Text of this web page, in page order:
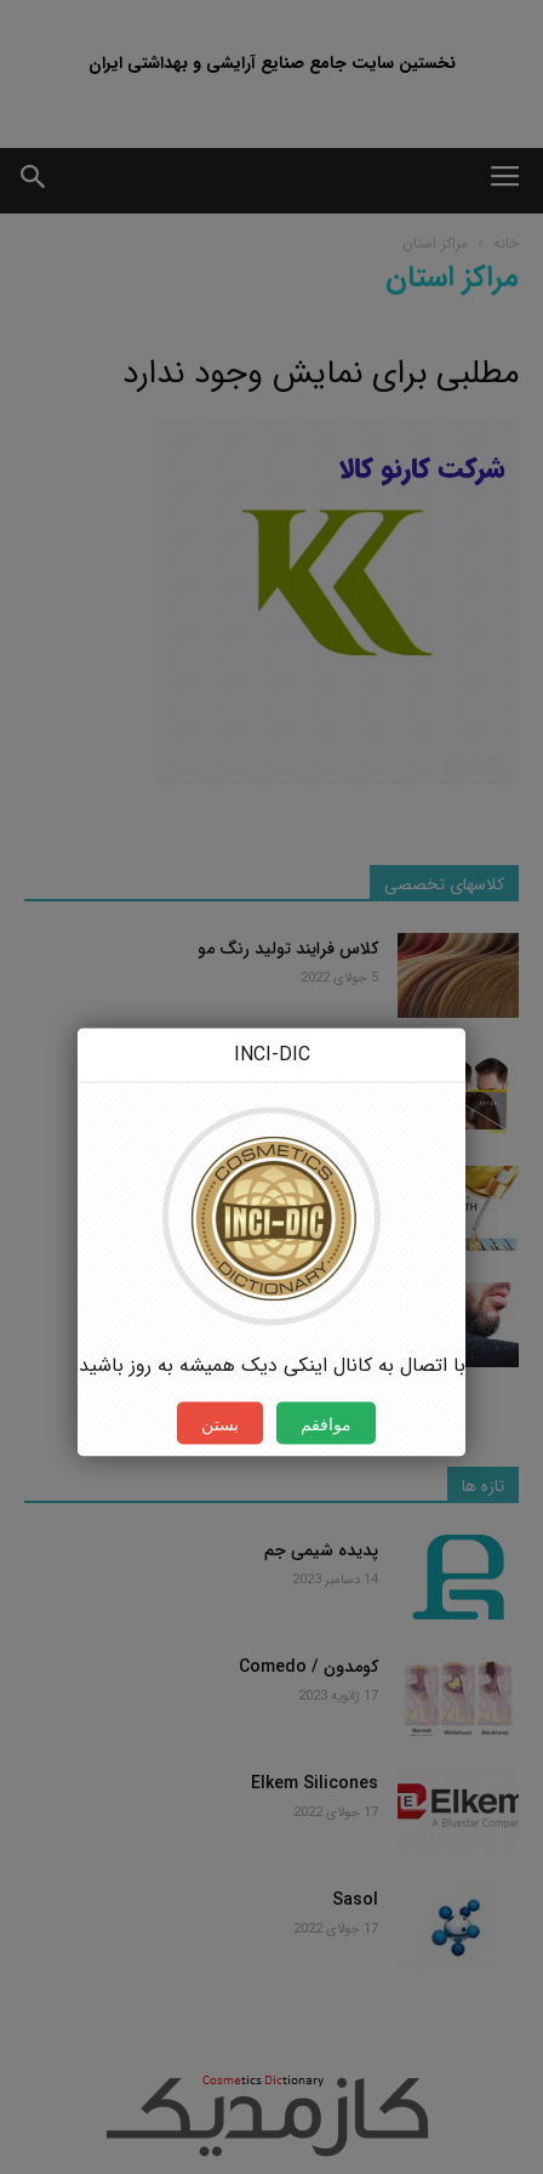
نخستین سایت جامع صنایع آرایشی و بهداشتی ایران
خانه مراکز استان
مراکز استان
مطلبی برای نمایش وجود ندارد
کلاسهای تخصصی
کلاس فرایند تولید رنگ مو
5 جولای 2022
کلاس فرایند تولید تونیک
کلاس فرایند تولید سرم مو
کلاس فرایند تولید شامپو ضد شوره
بارگذاری بیشتر
تازه ها
پدیده شیمی جم
14 دسامبر 2023
کومدون / Comedo
17 ژانویه 2023
Elkem Silicones
17 جولای 2022
Sasol
17 جولای 2022
INCI-DIC
با اتصال به کانال اینکی دیک همیشه به روز باشید
موافقم بستن